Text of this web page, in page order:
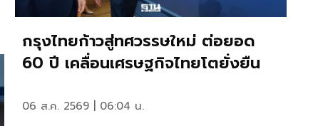
กรุงไทยก้าวสู่ทศวรรษใหม่ ต่อยอด
60 ปี เคลื่อนเศรษฐกิจไทยโตยั่งยืน
06 ส.ค. 2569 | 06:04 น.